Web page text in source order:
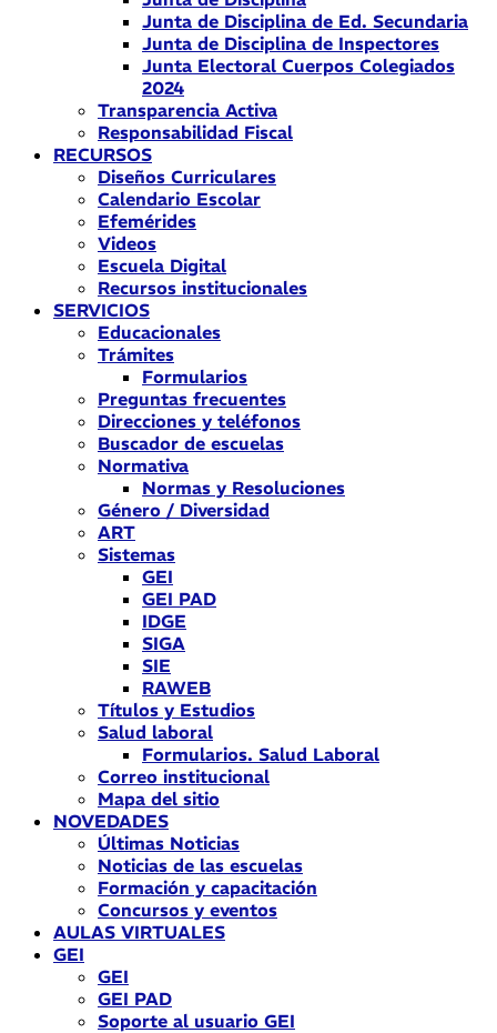
Junta de Disciplina de Ed. Secundaria
Junta de Disciplina de Inspectores
Junta Electoral Cuerpos Colegiados
2024
Transparencia Activa
Responsabilidad Fiscal
RECURSOS
Diseños Curriculares
Calendario Escolar
Efemérides
Videos
Escuela Digital
Recursos institucionales
SERVICIOS
Educacionales
Trámites
Formularios
Preguntas frecuentes
Direcciones y teléfonos
Buscador de escuelas
Normativa
Normas y Resoluciones
Género / Diversidad
ART
Sistemas
GEI
GEI PAD
IDGE
SIGA
SIE
RAWEB
Títulos y Estudios
Salud laboral
Formularios. Salud Laboral
Correo institucional
Mapa del sitio
NOVEDADES
Últimas Noticias
Noticias de las escuelas
Formación y capacitación
Concursos y eventos
AULAS VIRTUALES
GEI
GEI
GEI PAD
Soporte al usuario GEI